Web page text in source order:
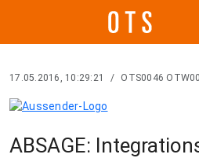
17.05.2016, 10:29:21 / OTS0046
ABSAGE: